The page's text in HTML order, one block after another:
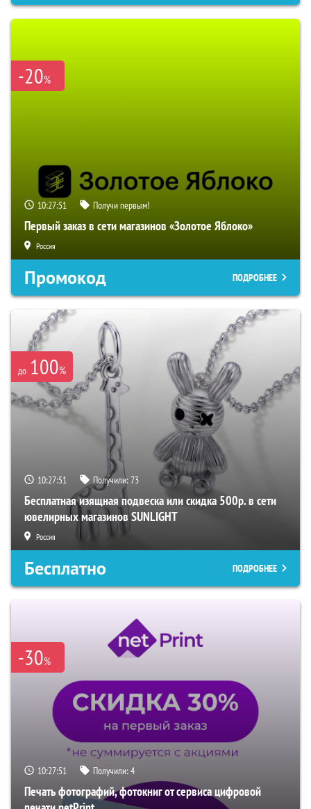
-20%
10:27:50 Получи первым!
Первый заказ в сети магазинов «Золотое Яблоко»
Россия
Промокод ПОДРОБНЕЕ
до 100%
10:27:50 Получили:73
Бесплатная изящная подвеска или скидка 500р. в сети
ювелирных магазинов SUNLIGHT
Россия
Бесплатно ПОДРОБНЕЕ
-30%
10:27:50 Получили:4
Печать фотографий, фотокниг от сервиса цифровой